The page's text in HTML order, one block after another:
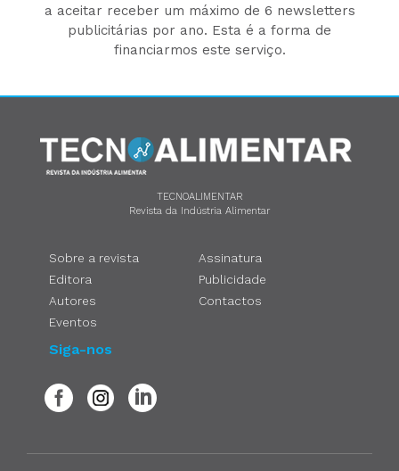
a aceitar receber um máximo de 6 newsletters
publicitárias por ano. Esta é a forma de
financiarmos este serviço.
TECNOALIMENTAR
Revista da Indústria Alimentar
Sobre a revista
Editora
Autores
Eventos
Assinatura
Publicidade
Contactos
Siga-nos